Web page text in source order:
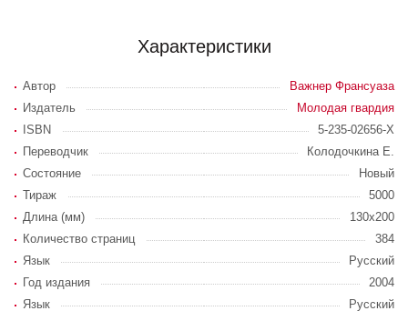
Характеристики
Автор
Важнер Франсуаза
Издатель
Молодая гвардия
ISBN
5-235-02656-X
Переводчик
Колодочкина Е.
Состояние
Новый
Тираж
5000
Длина (мм)
130x200
Количество страниц
384
Язык
Русский
Год издания
2004
Язык
Русский